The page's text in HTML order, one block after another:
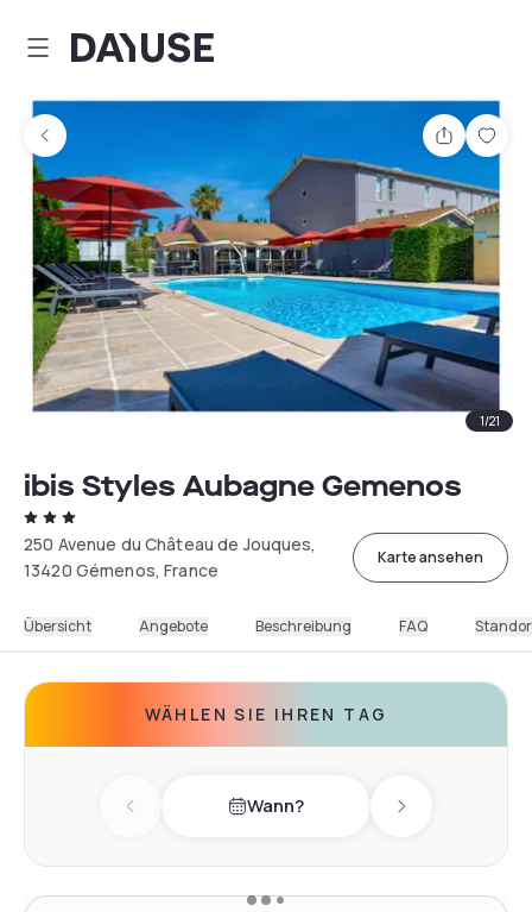
Dayuse
Teilen
1/21
ibis Styles Aubagne Gemenos
250 Avenue du Château de Jouques,
13420 Gémenos, France
Karte ansehen
Übersicht Angebote Beschreibung FAQ
WÄHLEN SIE IHREN TAG
Previous day Wann? Next day